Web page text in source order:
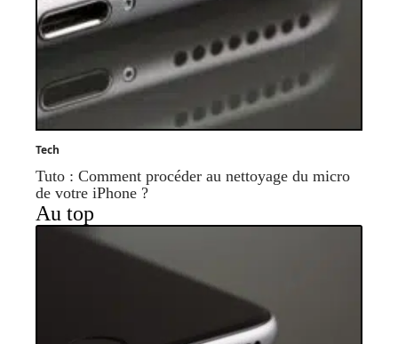
Tech
Tuto : Comment procéder au nettoyage du micro
de votre iPhone ?
Au top